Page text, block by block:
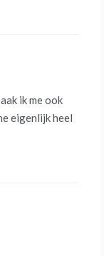
ik me ook
eigenlijk heel